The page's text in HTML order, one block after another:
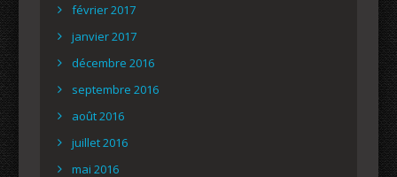
février 2017
janvier 2017
décembre 2016
septembre 2016
août 2016
juillet 2016
mai 2016